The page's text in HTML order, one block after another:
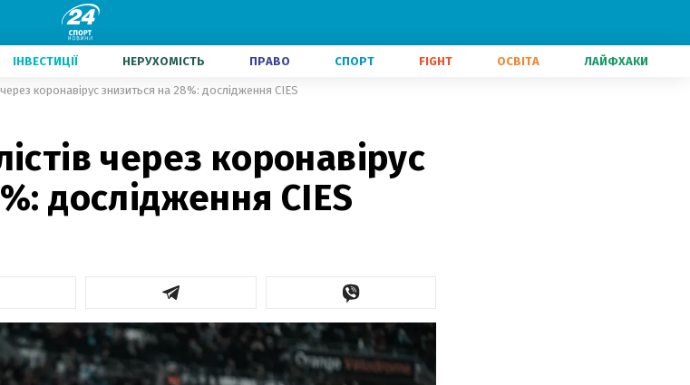
ІНВЕСТИЦІЇ НЕРУХОМІСТЬ ПРАВО СПОРТ FIGHT ОСВІТА ЛАЙФХАКИ
коронавірус знизиться на 28%: дослідження CIES
через коронавірус
дослідження CIES